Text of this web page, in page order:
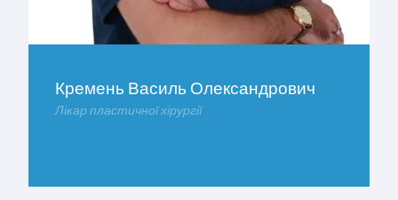
Кремень Василь Олександрович
Лікар пластичної хірургії